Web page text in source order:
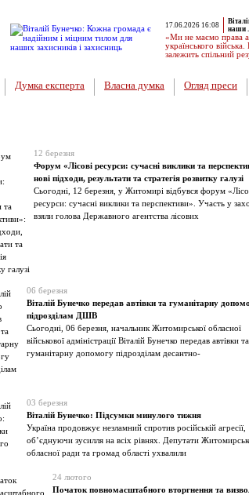
17.06.2026 16:08
наши
«Ми не маємо права
українського
залежить спільний
Думка експерта Власна думка Огляд преси
12 березня
Форум «Лісові ресурси: сучасні виклики та
нові підходи, результати та стратегія розвитку галузі
Сьогодні, 12 березня, у Житомирі відбувся форум
ресурси: сучасні виклики та перспективи». Участь у
взяли голова Державного агентства лісових
06 березня
Віталій Бунечко передав автівки та гуманітарну
підрозділам ДШВ
Сьогодні, 06 березня, начальник Житомирської обласної
військової адміністрації Віталій Бунечко передав автівки та
гуманітарну допомогу підрозділам десантно-
03 березня
Віталій Бунечко: Підсумки минулого тижня
Україна продовжує незламний спротив російській агресії,
об’єднуючи зусилля на всіх рівнях. Депутати
обласної ради та громад області ухвалили
24 лютого
Початок повномасштабного вторгнення та